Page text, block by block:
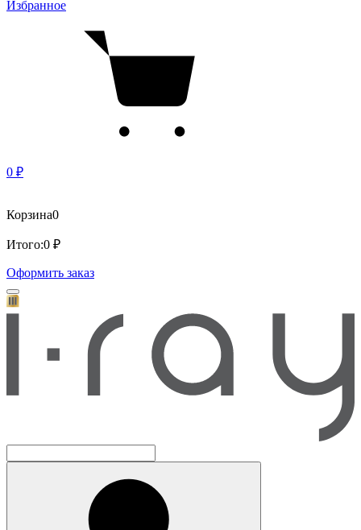
Избранное
0 ₽
Корзина0
Итого:0 ₽
Оформить заказ